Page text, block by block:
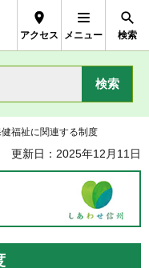
アクセス メニュー 検索
福祉に関連する制度
更新日：2025年12月11日